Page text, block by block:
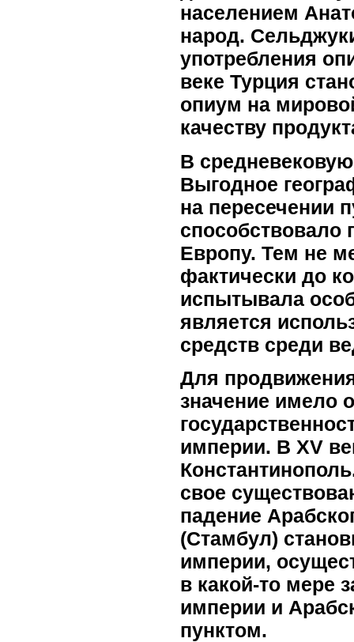
населением
народ.
употребления
веке Турция
опиум на
качеству
В
Выгодное
на пересечении
Европу. Тем не
фактически до
испытывала
является
средств среди
Для
значение имело
империи. В XV
свое
падение
(Стамбул)
империи,
в какой-то мере
империи и
пунктом.